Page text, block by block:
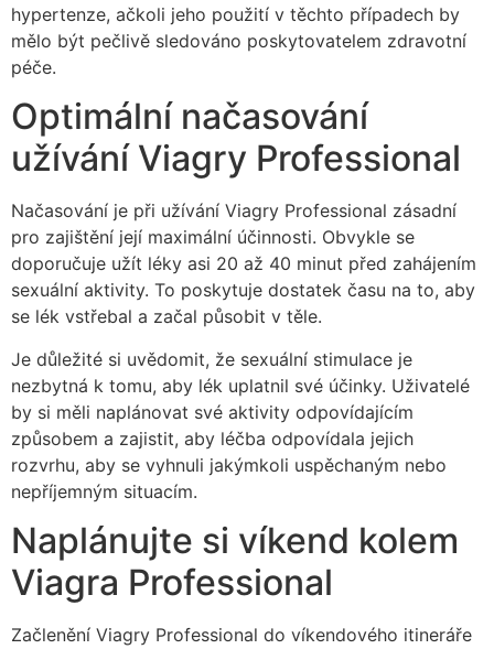
hypertenze, ačkoli jeho použití v těchto případech by
mělo být pečlivě sledováno poskytovatelem zdravotní
péče.
Optimální načasování
užívání Viagry Professional
Načasování je při užívání Viagry Professional zásadní
pro zajištění její maximální účinnosti. Obvykle se
doporučuje užít léky asi 20 až 40 minut před zahájením
sexuální aktivity. To poskytuje dostatek času na to, aby
se lék vstřebal a začal působit v těle.
Je důležité si uvědomit, že sexuální stimulace je
nezbytná k tomu, aby lék uplatnil své účinky. Uživatelé
by si měli naplánovat své aktivity odpovídajícím
způsobem a zajistit, aby léčba odpovídala jejich
rozvrhu, aby se vyhnuli jakýmkoli uspěchaným nebo
nepříjemným situacím.
Naplánujte si víkend kolem
Viagra Professional
Začlenění Viagry Professional do víkendového itineráře